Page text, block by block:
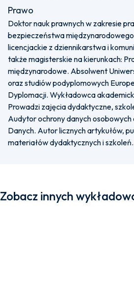
Prawo
Doktor nauk prawnych w zakresie
bezpieczeństwa
licencjackie z dziennikarstwa i
także magisterskie na kierunkach:
międzynarodowe. Absolwent
oraz studiów podyplomowych
Dyplomacji. Wykładowca
Prowadzi zajęcia dydaktyczne,
Audytor ochrony danych
Danych. Autor licznych artykułów,
materiałów dydaktycznych i szkoleń.
Zobacz innych